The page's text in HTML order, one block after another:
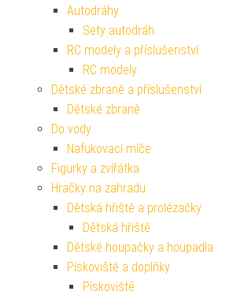
Autodráhy
Sety autodráh
RC modely a příslušenství
RC modely
Dětské zbraně a příslušenství
Dětské zbraně
Do vody
Nafukovací míče
Figurky a zvířátka
Hračky na zahradu
Dětská hřiště a prolézačky
Dětská hřiště
Dětské houpačky a houpadla
Pískoviště a doplňky
Pískoviště